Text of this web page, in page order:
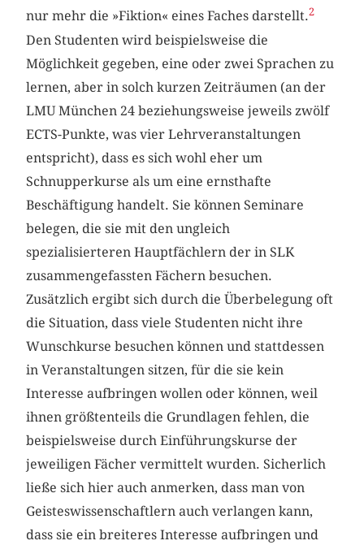
nur mehr die »Fiktion« eines Faches darstellt.2
Den Studenten wird beispielsweise die
Möglichkeit gegeben, eine oder zwei Sprachen zu
lernen, aber in solch kurzen Zeiträumen (an der
LMU München 24 beziehungsweise jeweils zwölf
ECTS-Punkte, was vier Lehrveranstaltungen
entspricht), dass es sich wohl eher um
Schnupperkurse als um eine ernsthafte
Beschäftigung handelt. Sie können Seminare
belegen, die sie mit den ungleich
spezialisierteren Hauptfächlern der in SLK
zusammengefassten Fächern besuchen.
Zusätzlich ergibt sich durch die Überbelegung oft
die Situation, dass viele Studenten nicht ihre
Wunschkurse besuchen können und stattdessen
in Veranstaltungen sitzen, für die sie kein
Interesse aufbringen wollen oder können, weil
ihnen größtenteils die Grundlagen fehlen, die
beispielsweise durch Einführungskurse der
jeweiligen Fächer vermittelt wurden. Sicherlich
ließe sich hier auch anmerken, dass man von
Geisteswissenschaftlern auch verlangen kann,
dass sie ein breiteres Interesse aufbringen und